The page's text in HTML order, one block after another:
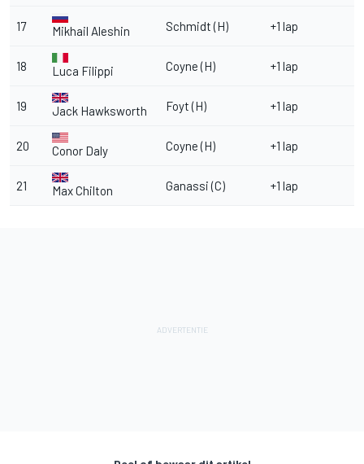
17 Mikhail Aleshin Schmidt (H) +1 lap
18 Luca Filippi Coyne (H) +1 lap
19 Jack Hawksworth Foyt (H) +1 lap
20 Conor Daly Coyne (H) +1 lap
21 Max Chilton Ganassi (C) +1 lap